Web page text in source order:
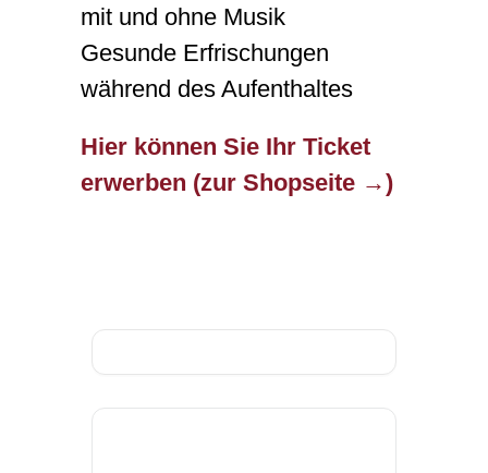
mit und ohne Musik
Gesunde Erfrischungen
während des Aufenthaltes
Hier können Sie Ihr Ticket
erwerben (zur Shopseite →)